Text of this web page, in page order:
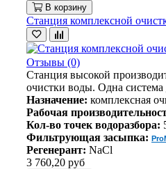
В корзину
Станция комплексной
Отзывы (0)
Станция высокой
очистки воды. Одна
Назначение: комплексная
Рабочая
Кол-во точек водоразбора:
Фильтрующая засыпка:
Регенерант: NaCl
3 760,20 руб